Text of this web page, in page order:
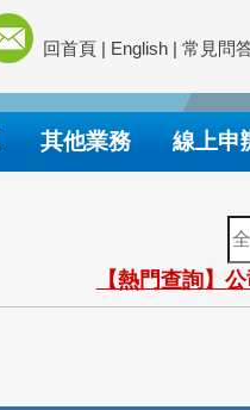
回首頁 | English | 常見問
其他業務 線上申
全
站
檢
索
【熱門查詢】